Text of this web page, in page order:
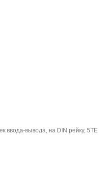
ввода-вывода, на DIN рейку, 5TE